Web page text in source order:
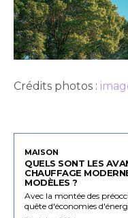
Crédits photos :
MAISON
QUELS SONT LES
CHAUFFAGE
MODÈLES ?
Avec la montée des
quête d'économies